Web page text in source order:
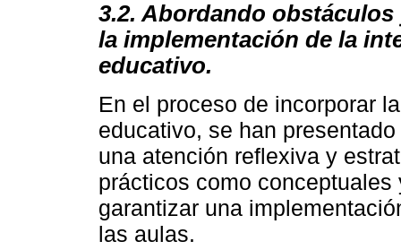
3.2. Abordando
la implementación de la
educativo.
En el proceso de incorporar
educativo, se han
una atención reflexiva y
prácticos como
garantizar una
las aulas.